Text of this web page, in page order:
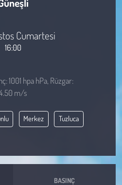
Cumartesi
16:00
1001 hpa hPa, Rüzgar:
m/s
Merkez Tuzluca
BASINÇ